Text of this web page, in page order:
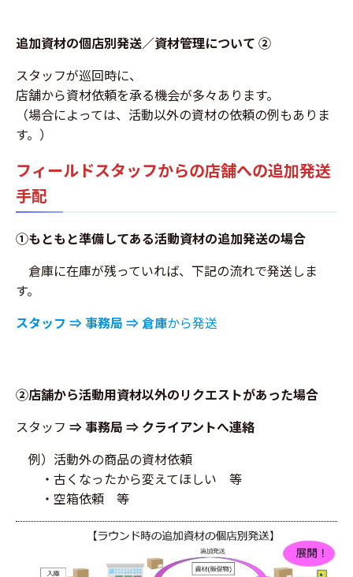
追加資材の個店別発送／資材管理について ②
スタッフが巡回時に、
店舗から資材依頼を承る機会が多々あります。
（場合によっては、活動以外の資材の依頼の例もありま
す。）
フィールドスタッフからの店舗への追加発送
手配
①もともと準備してある活動資材の追加発送の場合
倉庫に在庫が残っていれば、下記の流れで発送しま
す。
スタッフ ⇒ 事務局 ⇒倉庫から発送
②店舗から活動用資材以外のリクエストがあった場合
スタッフ ⇒ 事務局 ⇒ クライアントへ連絡
例）活動外の商品の資材依頼
・古くなったから変えてほしい 等
・空箱依頼 等